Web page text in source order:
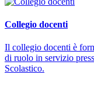
Collegio docenti
Il collegio docenti è
di ruolo in servizio
Scolastico.